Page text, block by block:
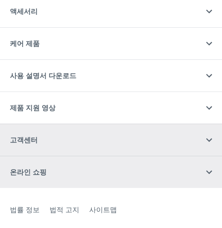
액세서리
케어 제품
사용 설명서 다운로드
제품 지원 영상
고객센터
온라인 쇼핑
Site Web
[Website information]
법률 정보 법적 고지 사이트맵